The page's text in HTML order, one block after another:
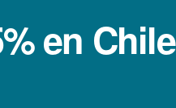
en Chile